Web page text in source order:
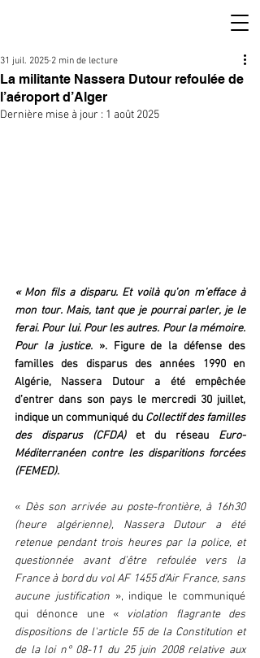
La militante Nassera Dutour refoulée de
l’aéroport d’Alger
31 juil. 2025 2 min de lecture
Dernière mise à jour : 1 août 2025
« Mon fils a disparu. Et voilà qu’on m’efface à
mon tour. Mais, tant que je pourrai parler, je le
ferai. Pour lui. Pour les autres. Pour la mémoire.
Pour la justice. ». Figure de la défense des
familles des disparus des années 1990 en
Algérie, Nassera Dutour a été empêchée
d’entrer dans son pays le mercredi 30 juillet,
indique un communiqué du Collectif des familles
des disparus (CFDA) et du réseau Euro-
Méditerranéen contre les disparitions forcées
(FEMED).
« Dès son arrivée au poste-frontière, à 16h30
(heure algérienne), Nassera Dutour a été
retenue pendant trois heures par la police, et
questionnée avant d’être refoulée vers la
France à bord du vol AF 1455 d’Air France, sans
aucune justification », indique le communiqué
qui dénonce une « violation flagrante des
dispositions de l'article 55 de la Constitution et
de la loi n° 08-11 du 25 juin 2008 relative aux